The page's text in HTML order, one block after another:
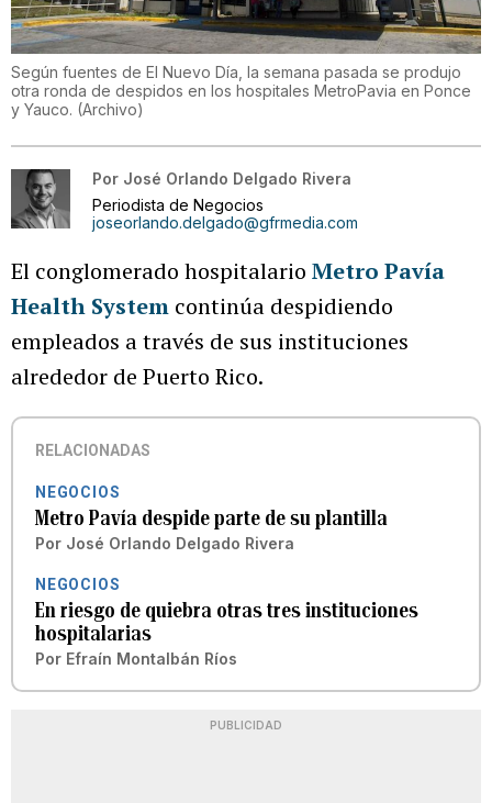
Según fuentes de El Nuevo Día, la semana pasada se produjo
otra ronda de despidos en los hospitales MetroPavia en Ponce
y Yauco. (Archivo)
Por José Orlando Delgado Rivera
Periodista de Negocios
joseorlando.delgado@gfrmedia.com
El conglomerado hospitalario Metro Pavía
Health System continúa despidiendo
empleados a través de sus instituciones
alrededor de Puerto Rico.
RELACIONADAS
NEGOCIOS
Metro Pavía despide parte de su plantilla
Por José Orlando Delgado Rivera
NEGOCIOS
En riesgo de quiebra otras tres instituciones
hospitalarias
Por Efraín Montalbán Ríos
PUBLICIDAD